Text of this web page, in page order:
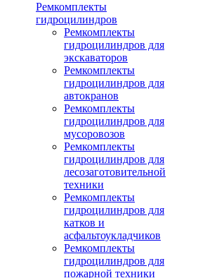
Ремкомплекты
гидроцилиндров
Ремкомплекты
гидроцилиндров для
экскаваторов
Ремкомплекты
гидроцилиндров для
автокранов
Ремкомплекты
гидроцилиндров для
мусоровозов
Ремкомплекты
гидроцилиндров для
лесозаготовительной
техники
Ремкомплекты
гидроцилиндров для
катков и
асфальтоукладчиков
Ремкомплекты
гидроцилиндров для
пожарной техники